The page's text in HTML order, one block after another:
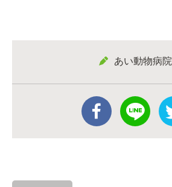
あい動物病院